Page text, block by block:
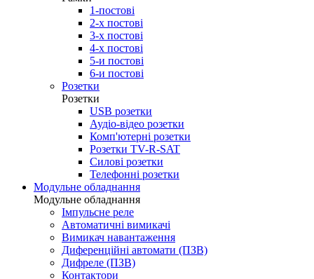
1-постові
2-х постові
3-х постові
4-х постові
5-и постові
6-и постові
Розетки
Розетки
USB розетки
Аудіо-відео розетки
Комп'ютерні розетки
Розетки TV-R-SAT
Силові розетки
Телефонні розетки
Модульне обладнання
Модульне обладнання
Імпульсне реле
Автоматичні вимикачі
Вимикач навантаження
Диференційні автомати (ПЗВ)
Дифреле (ПЗВ)
Контактори